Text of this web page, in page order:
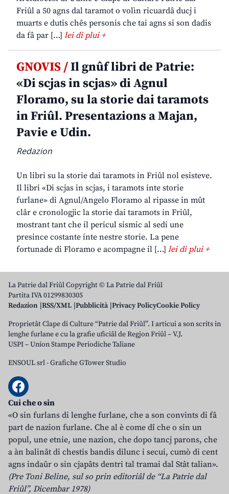
Friûl a 50 agns dal taramot o volìn ricuardâ ducj i
muarts e dutis chês personis che tai agns si son dadis
da fâ par […] lei di plui +
GNOVIS /Il gnûf libri de Patrie:
«Di scjas in scjas» di Agnul
Floramo, su la storie dai taramots
in Friûl. Presentazions a Majan,
Pavie e Udin.
Redazion
Un libri su la storie dai taramots in Friûl nol esisteve.
Il libri «Di scjas in scjas, i taramots inte storie
furlane» di Agnul/Angelo Floramo al ripasse in mût
clâr e cronologjic la storie dai taramots in Friûl,
mostrant tant che il pericul sismic al sedi une
presince costante inte nestre storie. La pene
fortunade di Floramo e acompagne il […] lei di plui +
La Patrie dal Friûl Copyright © La Patrie dal Friûl
Partita IVA 01299830305
Redazion RSS/XML Pubblicità Privacy PolicyCookie Policy
Proprietât Clape di Culture “Patrie dal Friûl”. I articui a son scrits in
lenghe furlane e cu la grafie uficiâl de Regjon Friûl – V.J.
USPI – Union Stampe Periodiche Taliane
ENSOUL srl-Grafiche GTower Studio
Cui che o sin
«O sin furlans di lenghe furlane, che a son convints di fâ
part de nazion furlane. Che al è come dî che o sin un
popul, une etnie, une nazion, che dopo tancj parons, che
a àn balinât di chestis bandis dilunc i secui, cumò di cent
agns indaûr o sin cjapâts dentri tal tramai dal Stât talian».
(Pre Toni Beline, sul so prin editoriâl de “La Patrie dal
Friûl”, Dicembar 1978)